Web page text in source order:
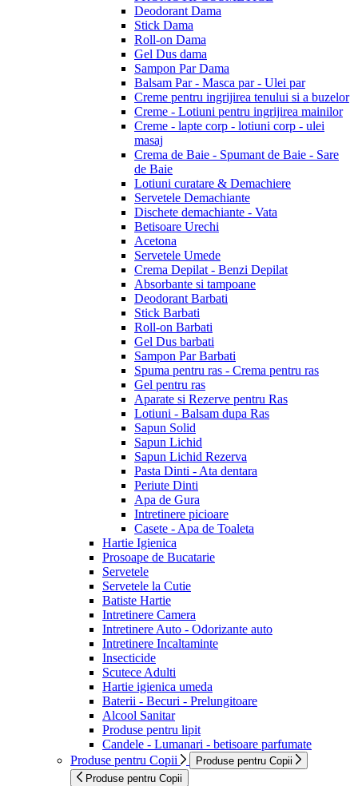
Deodorant Dama
Stick Dama
Roll-on Dama
Gel Dus dama
Sampon Par Dama
Balsam Par - Masca par - Ulei par
Creme pentru ingrijirea tenului si a buzelor
Creme - Lotiuni pentru ingrijirea mainilor
Creme - lapte corp - lotiuni corp - ulei
masaj
Crema de Baie - Spumant de Baie - Sare
de Baie
Lotiuni curatare & Demachiere
Servetele Demachiante
Dischete demachiante - Vata
Betisoare Urechi
Acetona
Servetele Umede
Crema Depilat - Benzi Depilat
Absorbante si tampoane
Deodorant Barbati
Stick Barbati
Roll-on Barbati
Gel Dus barbati
Sampon Par Barbati
Spuma pentru ras - Crema pentru ras
Gel pentru ras
Aparate si Rezerve pentru Ras
Lotiuni - Balsam dupa Ras
Sapun Solid
Sapun Lichid
Sapun Lichid Rezerva
Pasta Dinti - Ata dentara
Periute Dinti
Apa de Gura
Intretinere picioare
Casete - Apa de Toaleta
Hartie Igienica
Prosoape de Bucatarie
Servetele
Servetele la Cutie
Batiste Hartie
Intretinere Camera
Intretinere Auto - Odorizante auto
Intretinere Incaltaminte
Insecticide
Scutece Adulti
Hartie igienica umeda
Baterii - Becuri - Prelungitoare
Alcool Sanitar
Produse pentru lipit
Candele - Lumanari - betisoare parfumate
Produse pentru Copii
Produse pentru Copii
Produse pentru Copii